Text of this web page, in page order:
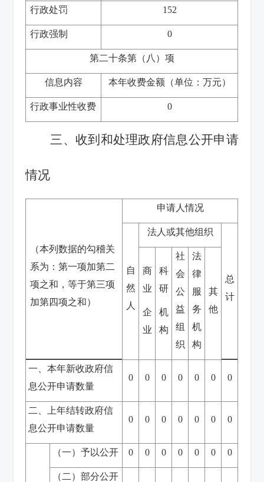
行政处罚 152
行政强制 0
第二十条第（八）项
信息内容 本年收费金额（单位：万元）
行政事业性收费 0
三、收到和处理政府信息公开申请
情况
（本列数据的勾稽关
系为：第一项加第二
项之和，等于第三项
加第四项之和）
申请人情况
自
然
人
法人或其他组织
总
计
商
业
企
业
科
研
机
构
社
会
公
益
组
织
法
律
服
务
机
构
其
他
一、本年新收政府信
息公开申请数量
0 0 0 0 0 0 0
二、上年结转政府信
息公开申请数量
0 0 0 0 0 0 0
（一）予以公开 0 0 0 0 0 0 0
（二）部分公开